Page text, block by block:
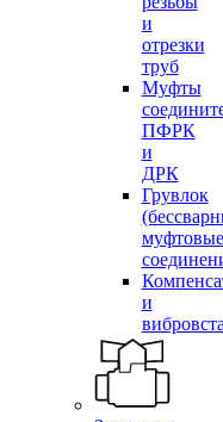
и
отрезки
труб
Муфты
ПФРК
и
ДРК
Грувлок
муфтовые
и